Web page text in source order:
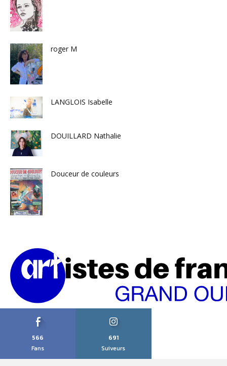
roger M
LANGLOIS Isabelle
DOUILLARD Nathalie
Douceur de couleurs
566
Fans
691
Suiveurs